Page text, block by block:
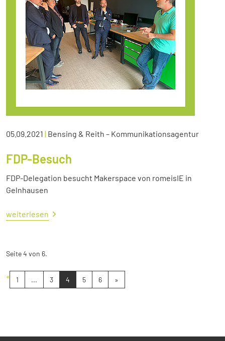
05.09.2021 | Bensing & Reith – Kommunikationsagentur
FDP-Besuch
FDP-Delegation besucht Makerspace von romeisIE in
Gelnhausen
weiterlesen
Seite 4 von 6.
« 1 ... 3 4 5 6 »